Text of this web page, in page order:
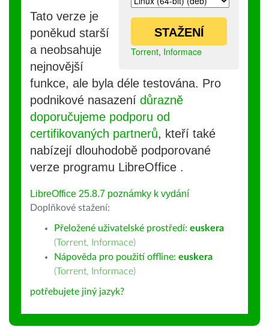
STAŽENÍ
Torrent, Informace
Tato verze je
poněkud starší
a neobsahuje
nejnovější
funkce, ale byla déle testována. Pro
podnikové nasazení důrazně
doporučujeme podporu od
certifikovaných partnerů, kteří také
nabízejí dlouhodobě podporované
verze programu LibreOffice .
LibreOffice 25.8.7 poznámky k vydání
Doplňkové stažení:
Přeložené uživatelské prostředí: euskera
(Torrent, Informace)
Nápověda pro použití offline: euskera
(Torrent, Informace)
potřebujete jiný jazyk?